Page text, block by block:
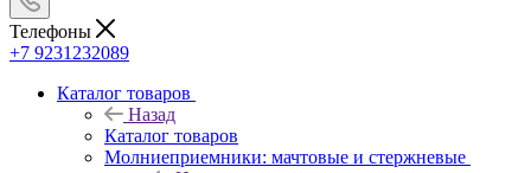
Телефоны
+7 9231232089
Каталог товаров
Назад
Каталог товаров
Молниеприемники: мачтовые и стержневые